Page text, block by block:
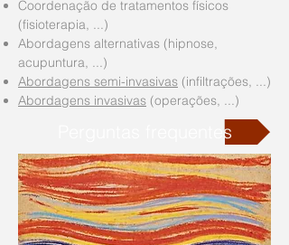
Coordenação de tratamentos físicos
(fisioterapia, ...)
Abordagens alternativas (hipnose,
acupuntura, ...)
Abordagens semi-invasivas (infiltrações, ...)
Abordagens invasivas (operações, ...)
Perguntas frequentes